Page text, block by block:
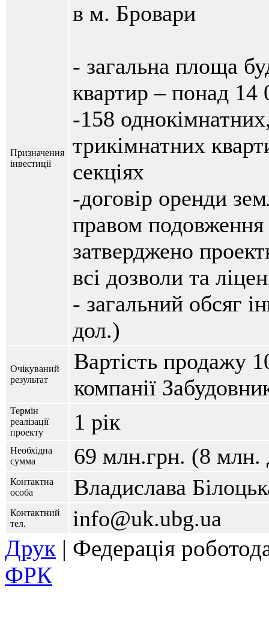
Призначення
інвестиції
в м. Бровари
- загальна площа
квартир – понад 14
-158
трикімнатних
секціях
-договір оренди
правом
затверджено
всі дозволи та
- загальний обсяг
дол.)
Очікуваний
результат
Вартість продажу
компанії
Термін
реалізації
проекту
1 рік
Необхідна
сумма
69 млн.грн. (8 млн.
Контактна
особа
Владислава
Контактний
тел.
info@uk.ubg.ua
Друк | Федерація
ФРК